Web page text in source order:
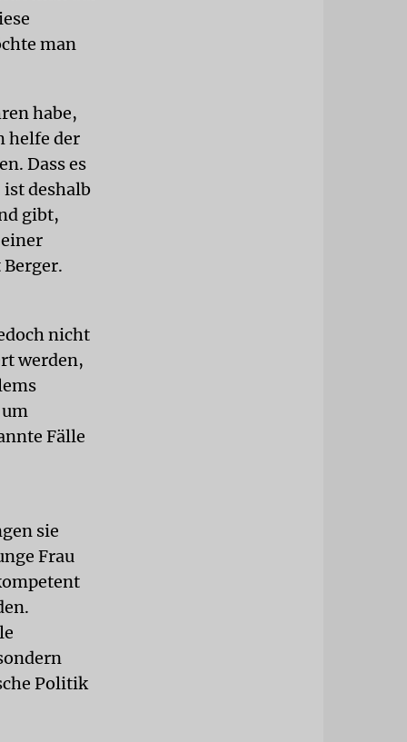
man
habe,
helfe der
Dass es
ist deshalb
gibt,
nicht
werden,
Fälle
sie
Frau
Politik